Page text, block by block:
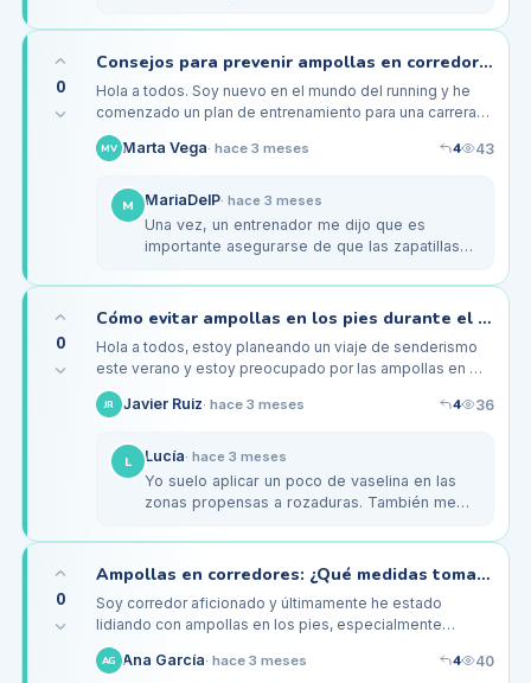
como los de la marca Wrightsock.…
0
Consejos para prevenir ampollas en corredores novatos durante entrenamientos
Hola a todos. Soy nuevo en el mundo del running y he
comenzado un plan de entrenamiento para una carrera
de 10K. Sin embargo, he notado que me salen ampollas
en los pies después…
MV Marta Vega· hace 3 meses 4 43
M MariaDelP· hace 3 meses
Una vez, un entrenador me dijo que es
importante asegurarse de que las zapatillas
tamaño más puede hacer la…
0
Cómo evitar ampollas en los pies durante el senderismo en verano
Hola a todos, estoy planeando un viaje de senderismo
este verano y estoy preocupado por las ampollas en mis
pies. El año pasado, sufrí mucho en una excursión de un
día y me…
JR Javier Ruiz· hace 3 meses 4 36
L Lucía· hace 3 meses
Yo suelo aplicar un poco de vaselina en las
zonas propensas a rozaduras. También me
ajustadas pero no demasiado apretadas.…
0
Ampollas en corredores: ¿Qué medidas tomar para prevenirlas?
Soy corredor aficionado y últimamente he estado
lidiando con ampollas en los pies, especialmente
después de carreras largas. Las últimas veces, me han
salido en el talón y en la…
AG Ana García· hace 3 meses 4 40